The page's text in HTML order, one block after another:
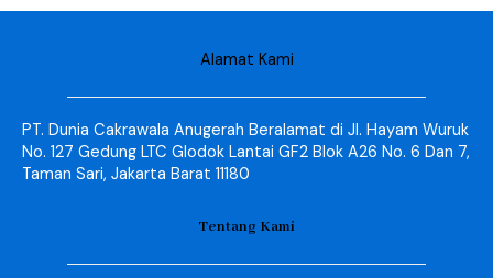
Alamat Kami
PT. Dunia Cakrawala Anugerah Beralamat di Jl. Hayam Wuruk
No. 127 Gedung LTC Glodok Lantai GF2 Blok A26 No. 6 Dan 7,
Taman Sari, Jakarta Barat 11180
Tentang Kami